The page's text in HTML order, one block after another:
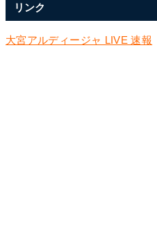
リンク
大宮アルディージャ LIVE 速報